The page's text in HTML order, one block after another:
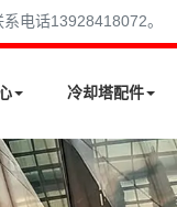
电话13928418072。
冷却塔配件